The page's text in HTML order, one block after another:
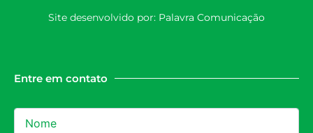
Site desenvolvido por: Palavra Comunicação
Entre em contato